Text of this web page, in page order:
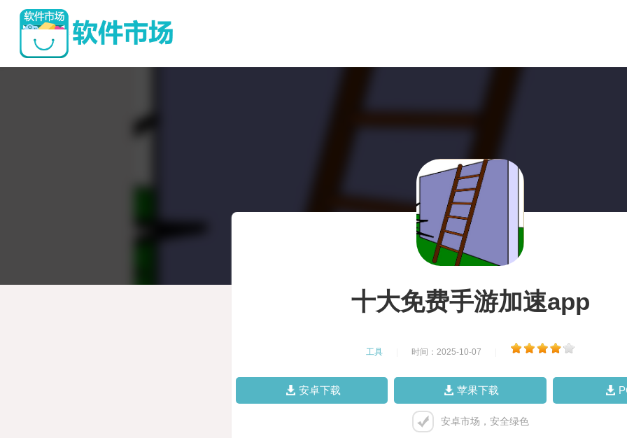
十大免费手游加速app
工具 时间：2025-10-07
安卓下载 苹果下载
安卓市场，安全绿色